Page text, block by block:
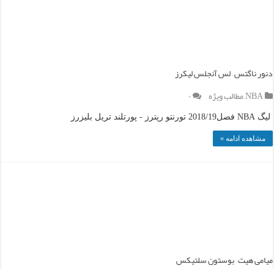
دنور ناگتس – لس آنجلس لیکرز
NBA
,مطالب ویژه ۰
لیگ NBA فصل2018/19 تورنتو رپترز - پورتلند تریل بلیزرز
مشاهده ادامه »
میامی هیت – بوستون سلتیکس